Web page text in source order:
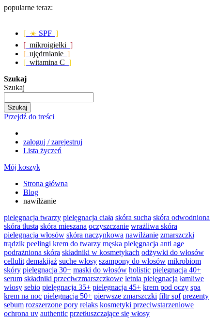
popularne teraz:
[ ☀️ SPF ]
[ mikroigiełki ]
[ ujędrnianie ]
[ witamina C ]
Szukaj
Szukaj
Szukaj
Przejdź do treści
zaloguj / zarejestruj
Lista życzeń
Mój koszyk
Strona główna
Blog
nawilżanie
pielęgnacja twarzy pielęgnacja ciała skóra sucha skóra odwodniona
skóra tłusta skóra mieszana oczyszczanie wrażliwa skóra
pielęgnacja włosów skóra naczynkowa nawilżanie zmarszczki
trądzik peelingi krem do twarzy męska pielęgnacja anti age
podrażniona skóra składniki w kosmetykach odżywki do włosów
cellulit demakijaż suche włosy szampony do włosów mikrobiom
skóry pielęgnacja 30+ maski do włosów holistic pielęgnacja 40+
serum składniki przeciwzmarszczkowe letnia pielęgnacja łamliwe
włosy sebio pielęgnacja 35+ pielęgnacja 45+ krem pod oczy spa
krem na noc pielęgnacja 50+ pierwsze zmarszczki filtr spf prezenty
sebum rozszerzone pory relaks kosmetyki przeciwstarzeniowe
ochrona uv authentic przetłuszczające się włosy